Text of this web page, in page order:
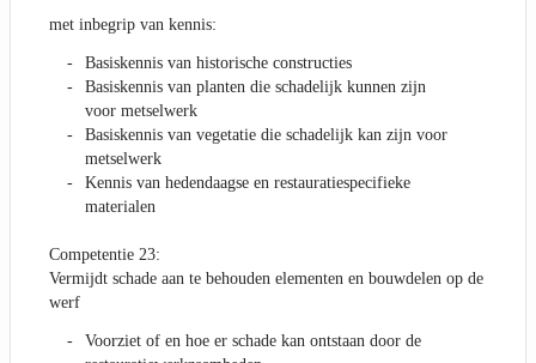
met inbegrip van kennis:
Basiskennis van historische constructies
Basiskennis van planten die schadelijk kunnen zijn
voor metselwerk
Basiskennis van vegetatie die schadelijk kan zijn voor
metselwerk
Kennis van hedendaagse en restauratiespecifieke
materialen
Competentie 23:
Vermijdt schade aan te behouden elementen en bouwdelen op de
werf
Voorziet of en hoe er schade kan ontstaan door de